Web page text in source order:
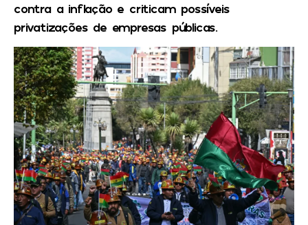
contra a inflação e criticam possíveis
privatizações de empresas públicas.